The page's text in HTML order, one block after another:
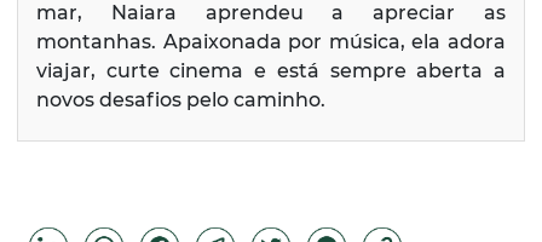
mar, Naiara aprendeu a apreciar as
montanhas. Apaixonada por música, ela adora
viajar, curte cinema e está sempre aberta a
novos desafios pelo caminho.